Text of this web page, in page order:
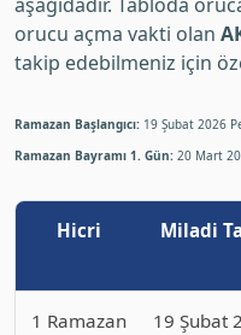
orucu açma vakti olan
takip edebilmeniz için
Ramazan Başlangıcı: 19 Şubat 2026
Ramazan Bayramı 1. Gün: 20 Mart
Hicri Miladi
1 Ramazan 19 Şubat